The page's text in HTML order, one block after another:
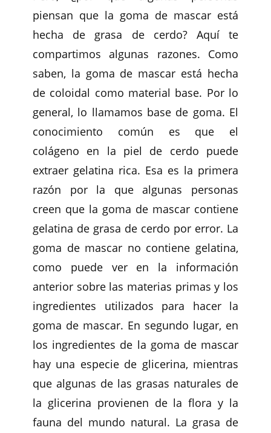
piensan que la goma de mascar está
hecha de grasa de cerdo? Aquí te
compartimos algunas razones. Como
saben, la goma de mascar está hecha
de coloidal como material base. Por lo
general, lo llamamos base de goma. El
conocimiento común es que el
colágeno en la piel de cerdo puede
extraer gelatina rica. Esa es la primera
razón por la que algunas personas
creen que la goma de mascar contiene
gelatina de grasa de cerdo por error. La
goma de mascar no contiene gelatina,
como puede ver en la información
anterior sobre las materias primas y los
ingredientes utilizados para hacer la
goma de mascar. En segundo lugar, en
los ingredientes de la goma de mascar
hay una especie de glicerina, mientras
que algunas de las grasas naturales de
la glicerina provienen de la flora y la
fauna del mundo natural. La grasa de